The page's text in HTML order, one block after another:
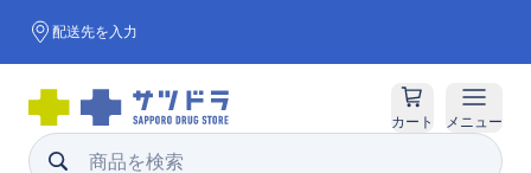
配送先を入力
カート メニュー